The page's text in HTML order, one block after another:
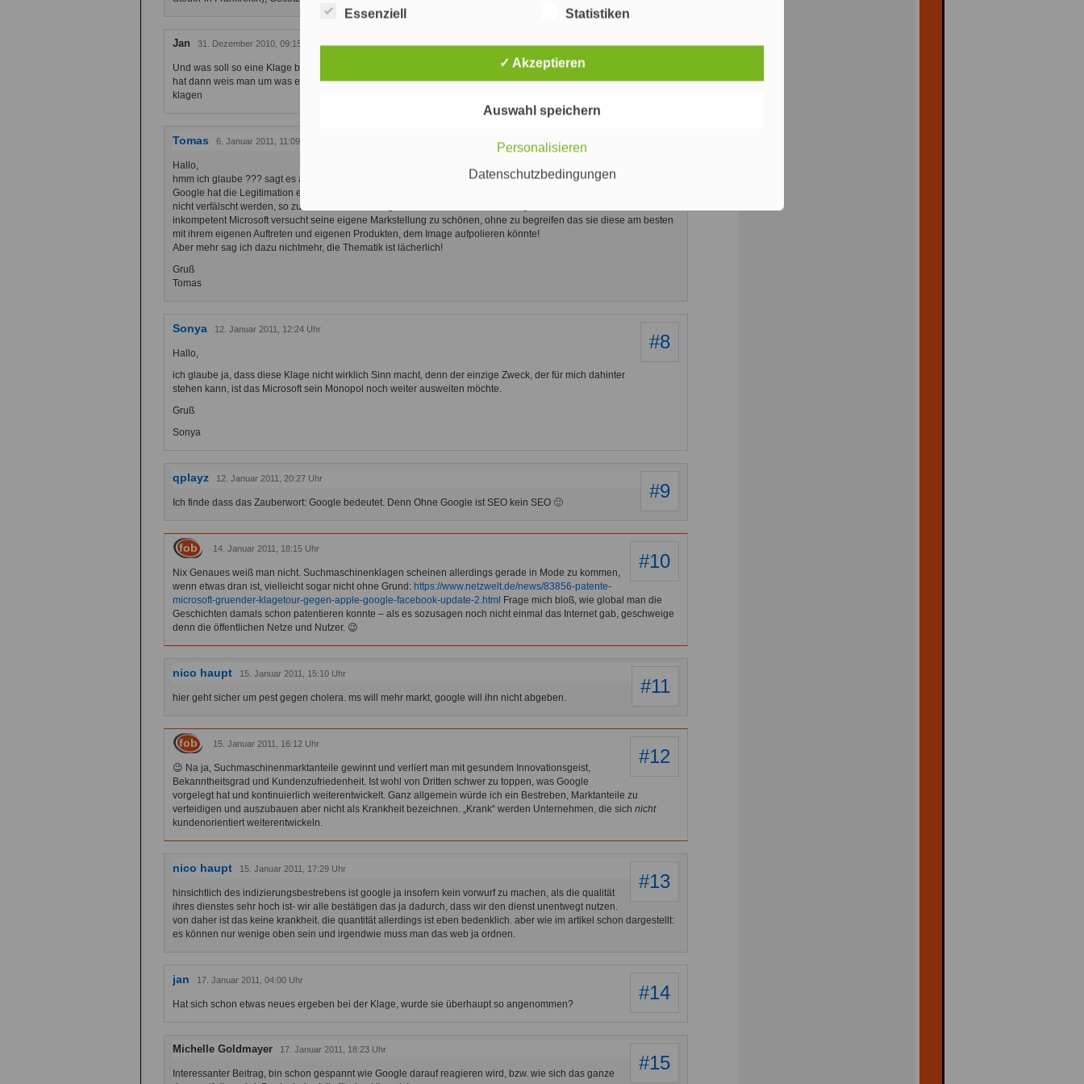
Jan 31. Dezember 2010, 09:15 Uhr
Und was soll so eine Klage bewirken? Gerade wenn man bedenkt das Microsoft das auch mit eingeleitet
hat dann weis man um was es geht, selber mit Ihren Bing zu dumm so was zu machen und dann eben
klagen
Tomas 6. Januar 2011, 11:09 Uhr
Hallo,
hmm ich glaube ??? sagt es am besten. Google ist eine Website, kein Staat oder dergleichen! D.h.
Google hat die Legitimation eigene Werbeflächen einzurichten und die Suchergebnisse, solange diese inhaltlich
nicht verfälscht werden, so zu ranken wie sie lustig sind! Verdammt nochmal mir geht das echt auf den Kecks wie
inkompetent Microsoft versucht seine eigene Markstellung zu schönen, ohne zu begreifen das sie diese am besten
mit ihrem eigenen Auftreten und eigenen Produkten, dem Image aufpolieren könnte!
Aber mehr sag ich dazu nichtmehr, die Thematik ist lächerlich!
Gruß
Tomas
#8
Sonya 12. Januar 2011, 12:24 Uhr
Hallo,
ich glaube ja, dass diese Klage nicht wirklich Sinn macht, denn der einzige Zweck, der für mich dahinter
stehen kann, ist das Microsoft sein Monopol noch weiter ausweiten möchte.
Gruß
Sonya
#9
qplayz 12. Januar 2011, 20:27 Uhr
Ich finde dass das Zauberwort: Google bedeutet. Denn Ohne Google ist SEO kein SEO 🙂
#10
fob 14. Januar 2011, 18:15 Uhr
Nix Genaues weiß man nicht. Suchmaschinenklagen scheinen allerdings gerade in Mode zu kommen,
wenn etwas dran ist, vielleicht sogar nicht ohne Grund: https://www.netzwelt.de/news/83856-patente-
microsoft-gruender-klagetour-gegen-apple-google-facebook-update-2.html Frage mich bloß, wie global man die
Geschichten damals schon patentieren konnte – als es sozusagen noch nicht einmal das Internet gab, geschweige
denn die öffentlichen Netze und Nutzer. 😉
#11
nico haupt 15. Januar 2011, 15:10 Uhr
hier geht sicher um pest gegen cholera. ms will mehr markt, google will ihn nicht abgeben.
#12
fob 15. Januar 2011, 16:12 Uhr
😉 Na ja, Suchmaschinenmarktanteile gewinnt und verliert man mit gesundem Innovationsgeist,
Bekanntheitsgrad und Kundenzufriedenheit. Ist wohl von Dritten schwer zu toppen, was Google
vorgelegt hat und kontinuierlich weiterentwickelt. Ganz allgemein würde ich ein Bestreben, Marktanteile zu
verteidigen und auszubauen aber nicht als Krankheit bezeichnen. „Krank“ werden Unternehmen, die sich nicht
kundenorientiert weiterentwickeln.
#13
nico haupt 15. Januar 2011, 17:29 Uhr
hinsichtlich des indizierungsbestrebens ist google ja insofern kein vorwurf zu machen, als die qualität
ihres dienstes sehr hoch ist- wir alle bestätigen das ja dadurch, dass wir den dienst unentwegt nutzen.
von daher ist das keine krankheit. die quantität allerdings ist eben bedenklich. aber wie im artikel schon dargestellt:
es können nur wenige oben sein und irgendwie muss man das web ja ordnen.
#14
jan 17. Januar 2011, 04:00 Uhr
Hat sich schon etwas neues ergeben bei der Klage, wurde sie überhaupt so angenommen?
#15
Michelle Goldmayer 17. Januar 2011, 18:23 Uhr
Interessanter Beitrag, bin schon gespannt wie Google darauf reagieren wird, bzw. wie sich das ganze
Essenziell Statistiken
✓ Akzeptieren
Auswahl speichern
Personalisieren
Datenschutzbedingungen